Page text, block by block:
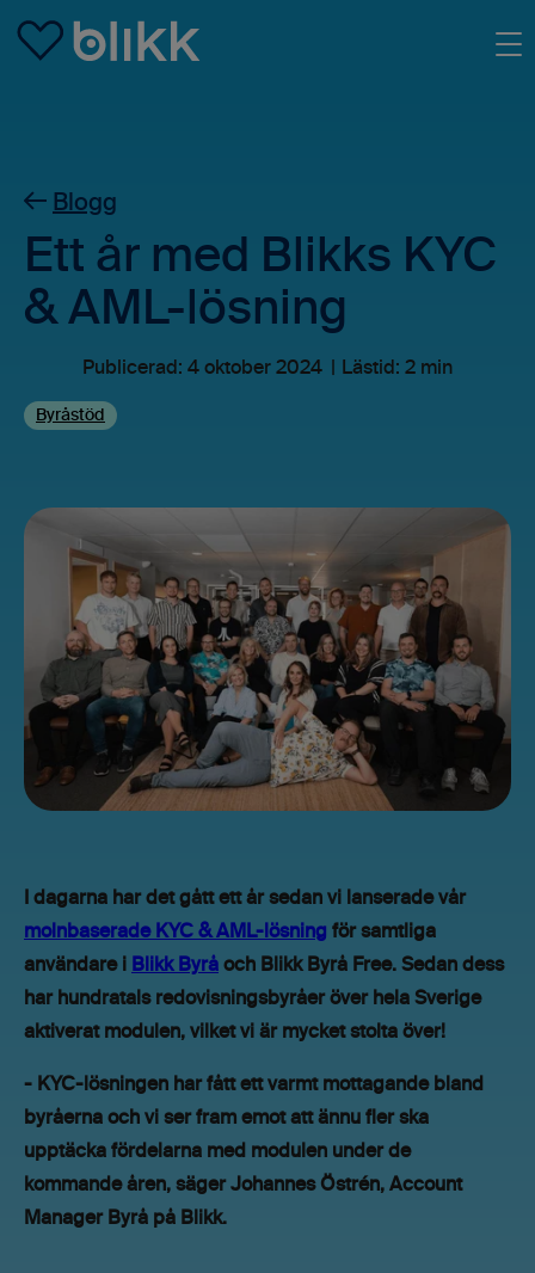
Blogg
Ett år med Blikks KYC
& AML-lösning
Publicerad: 4 oktober 2024 Lästid: 2 min
Byråstöd
I dagarna har det gått ett år sedan vi lanserade vår
molnbaserade KYC & AML-lösning för samtliga
användare i Blikk Byrå och Blikk Byrå Free. Sedan dess
har hundratals redovisningsbyråer över hela Sverige
aktiverat modulen, vilket vi är mycket stolta över!
- KYC-lösningen har fått ett varmt mottagande bland
byråerna och vi ser fram emot att ännu fler ska
upptäcka fördelarna med modulen under de
kommande åren, säger Johannes Östrén, Account
Manager Byrå på Blikk.